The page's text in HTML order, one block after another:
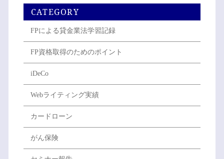
CATEGORY
FPによる貸金業法学習記録
FP資格取得のためのポイント
iDeCo
Webライティング実績
カードローン
がん保険